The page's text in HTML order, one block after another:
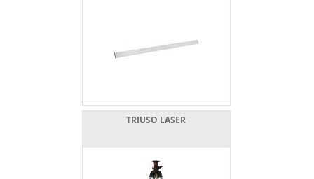
TRIUSO LASER